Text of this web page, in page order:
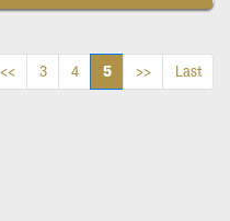
<< 3 4 5 >> Last